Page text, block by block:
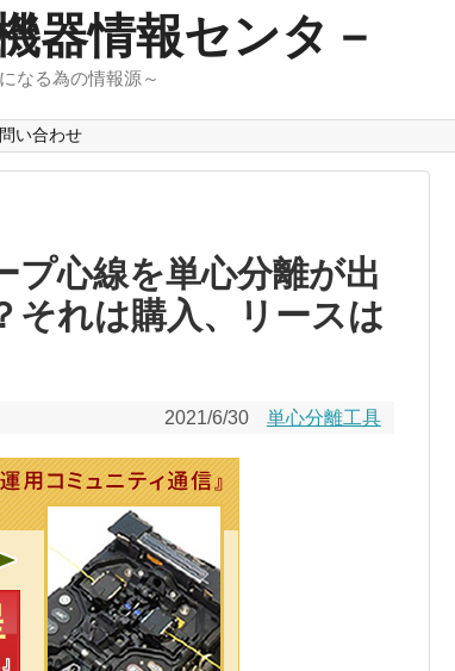
器情報センタ－
なる為の情報源～
い合わせ
プ心線を単心分離が出
それは購入、リースは
2021/6/30 単心分離工具